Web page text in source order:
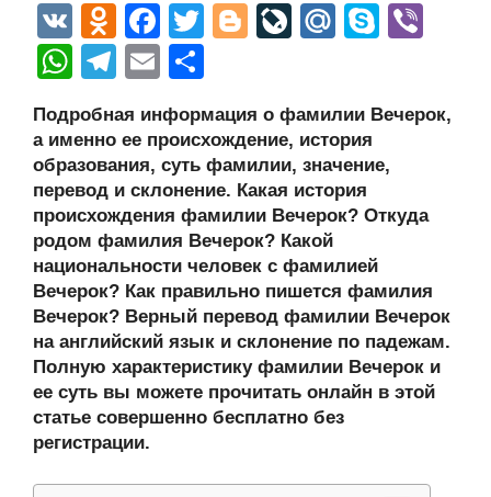
V
K
O
d
n
o
kl
a
ss
ni
ki
F
a
c
e
b
o
o
k
T
er
Bl
g
er
Li
J
o
ur
n
al
M
u
S
e
W
at
s
A
p
p
T
e
gr
a
m
E
ail р
а
в
и
ть
Подробная информация о фамилии Вечерок,
а именно ее происхождение, история
образования, суть фамилии, значение,
перевод и склонение. Какая история
происхождения фамилии Вечерок? Откуда
родом фамилия Вечерок? Какой
национальности человек с фамилией
Вечерок? Как правильно пишется фамилия
Вечерок? Верный перевод фамилии Вечерок
на английский язык и склонение по падежам.
Полную характеристику фамилии Вечерок и
ее суть вы можете прочитать онлайн в этой
статье совершенно бесплатно без
регистрации.